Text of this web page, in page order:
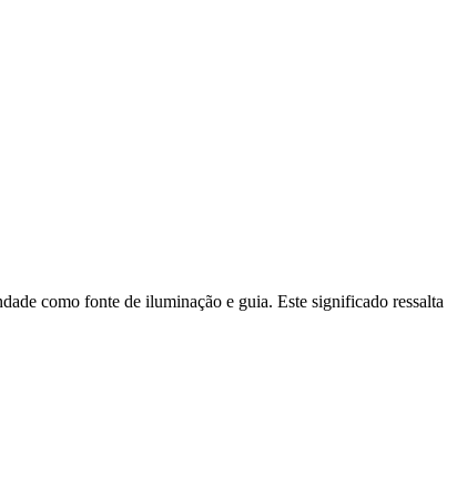
como fonte de iluminação e guia. Este significado ressalta